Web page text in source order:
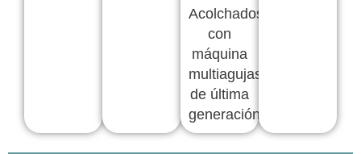
Acolchados
con
máquina
multiagujas
de última
generación,